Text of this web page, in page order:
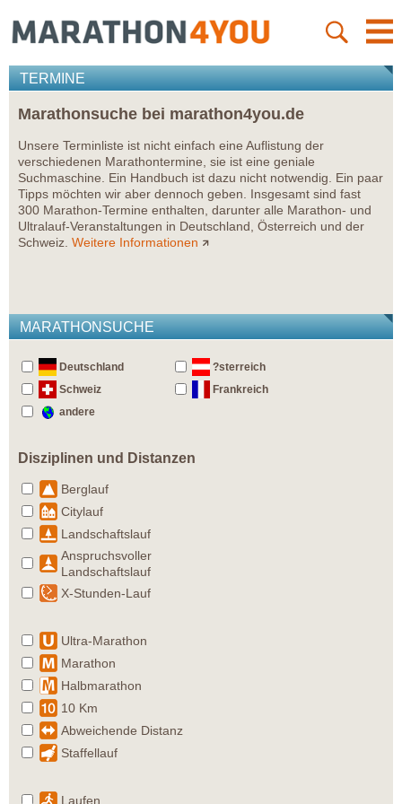
TERMINE
Marathonsuche bei marathon4you.de
Unsere Terminliste ist nicht einfach eine Auflistung der
verschiedenen Marathontermine, sie ist eine geniale
Suchmaschine. Ein Handbuch ist dazu nicht notwendig. Ein paar
Tipps möchten wir aber dennoch geben. Insgesamt sind fast
300 Marathon-Termine enthalten, darunter alle Marathon- und
Ultralauf-Veranstaltungen in Deutschland, Österreich und der
Schweiz. Weitere Informationen
MARATHONSUCHE
Deutschland
?sterreich
Schweiz
Frankreich
andere
Disziplinen und Distanzen
Berglauf
Citylauf
Landschaftslauf
Anspruchsvoller
Landschaftslauf
X-Stunden-Lauf
Ultra-Marathon
Marathon
Halbmarathon
10 Km
Abweichende Distanz
Staffellauf
Laufen